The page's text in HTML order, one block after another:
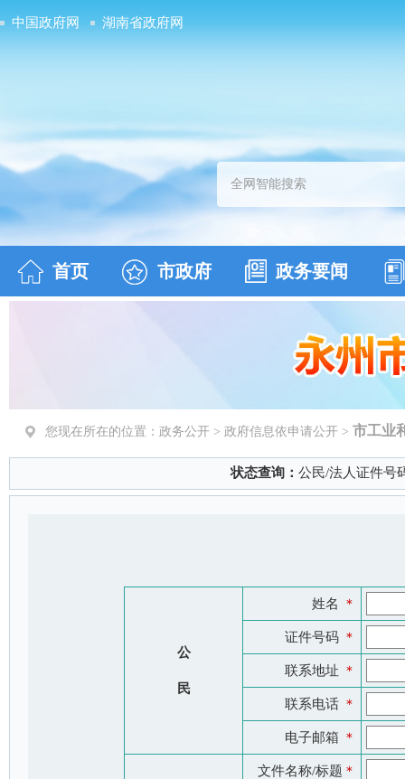
中国政府网 湖南省政府网
首页 市政府 政务要闻
您现在所在的位置： 政务公开 > 政府信息依申请公开 > 市工业
状态查询： 公民/法人证件号
公
民
姓名 ＊
证件号码 ＊
联系地址 ＊
联系电话 ＊
电子邮箱 ＊
文件名称/标题 ＊